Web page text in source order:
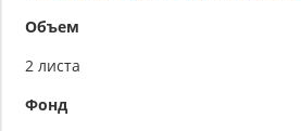
Объем
2 листа
Фонд